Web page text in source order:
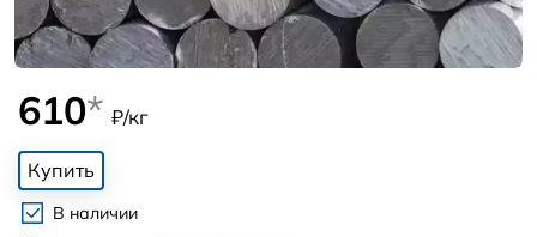
610* ₽/кг
Купить
В наличии